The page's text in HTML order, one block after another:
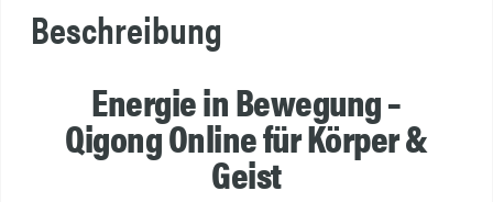
Beschreibung
Energie in Bewegung –
Qigong Online für Körper &
Geist